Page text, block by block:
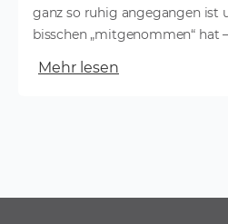
ganz so ruhig angegangen ist
bisschen „mitgenommen“ hat
Mehr lesen